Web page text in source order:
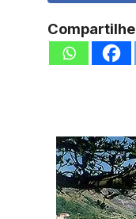
Compartilhe